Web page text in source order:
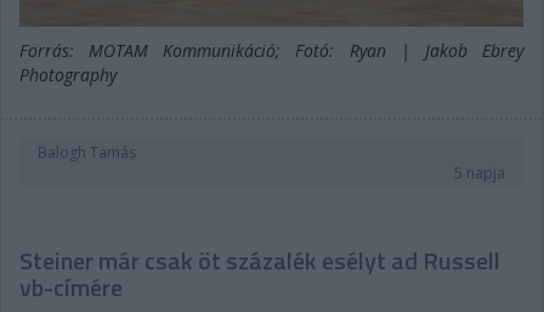
Forrás: MOTAM Kommunikáció; Fotó: Ryan | Jakob Ebrey
Photography
Balogh Tamás
5 napja
Steiner már csak öt százalék esélyt ad Russell
vb-címére